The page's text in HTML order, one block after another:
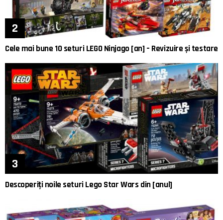
Cele mai bune 10 seturi LEGO Ninjago [an] – Revizuire și testare
Descoperiți noile seturi Lego Star Wars din [anul]